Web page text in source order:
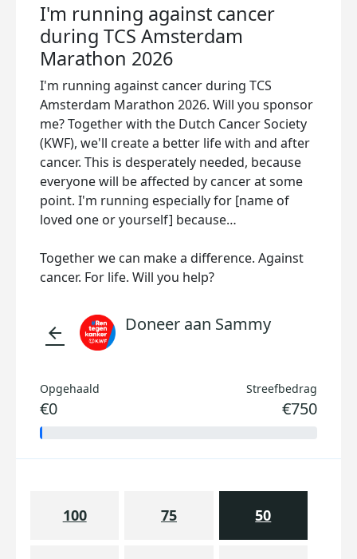
I'm running against cancer
during TCS Amsterdam
Marathon 2026
I'm running against cancer during TCS
Amsterdam Marathon 2026. Will you sponsor
me? Together with the Dutch Cancer Society
(KWF), we'll create a better life with and after
cancer. This is desperately needed, because
everyone will be affected by cancer at some
point. I'm running especially for [name of
loved one or yourself] because…
Together we can make a difference. Against
cancer. For life. Will you help?
arrow_back Doneer aan Sammy
Opgehaald
€0
Streefbedrag
€750
100 75 50